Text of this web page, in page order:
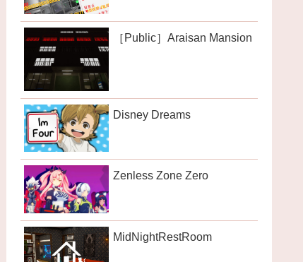
［Public］Araisan Mansion
Disney Dreams
Zenless Zone Zero
MidNightRestRoom